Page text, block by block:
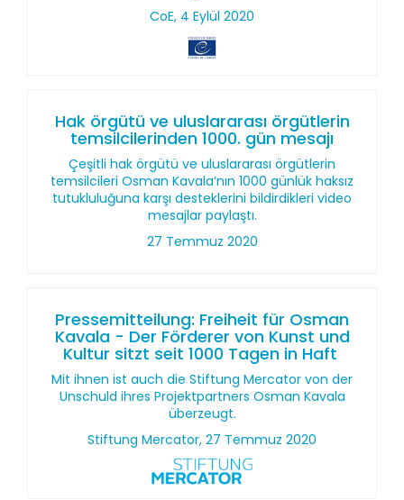
CoE, 4 Eylül 2020
Hak örgütü ve uluslararası örgütlerin
temsilcilerinden 1000. gün mesajı
Çeşitli hak örgütü ve uluslararası örgütlerin
temsilcileri Osman Kavala’nın 1000 günlük haksız
tutukluluğuna karşı desteklerini bildirdikleri video
mesajlar paylaştı.
27 Temmuz 2020
Pressemitteilung: Freiheit für Osman
Kavala - Der Förderer von Kunst und
Kultur sitzt seit 1000 Tagen in Haft
Mit ihnen ist auch die Stiftung Mercator von der
Unschuld ihres Projektpartners Osman Kavala
überzeugt.
Stiftung Mercator, 27 Temmuz 2020